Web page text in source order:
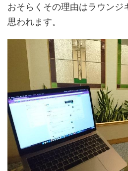
おそらくその理由はラウンジ
思われます。